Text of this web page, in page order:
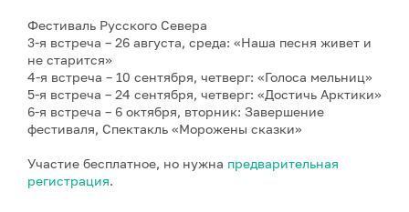
Фестиваль Русского Севера
3-я встреча – 26 августа, среда: «Наша песня живет и
не старится»
4-я встреча – 10 сентября, четверг: «Голоса мельниц»
5-я встреча – 24 сентября, четверг: «Достичь Арктики»
6-я встреча – 6 октября, вторник: Завершение
фестиваля, Спектакль «Морожены сказки»
Участие бесплатное, но нужна предварительная
регистрация.